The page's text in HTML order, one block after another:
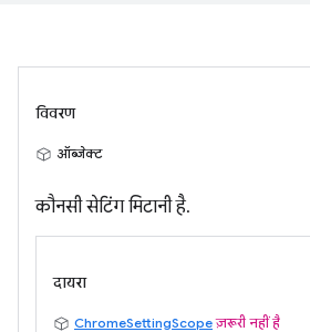
विवरण
ऑब्जेक्ट
कौनसी सेटिंग मिटानी है.
दायरा
ChromeSettingScope ज़रूरी नहीं है